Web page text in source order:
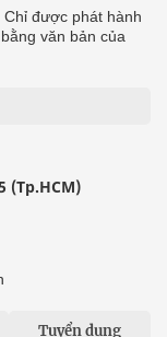
được phát hành
văn bản của
(Tp.HCM)
Tuyển dụng